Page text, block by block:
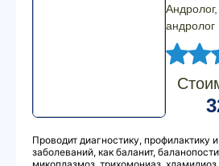
андролог
Проводит диагностику, профилактику
заболеваний, как баланит,